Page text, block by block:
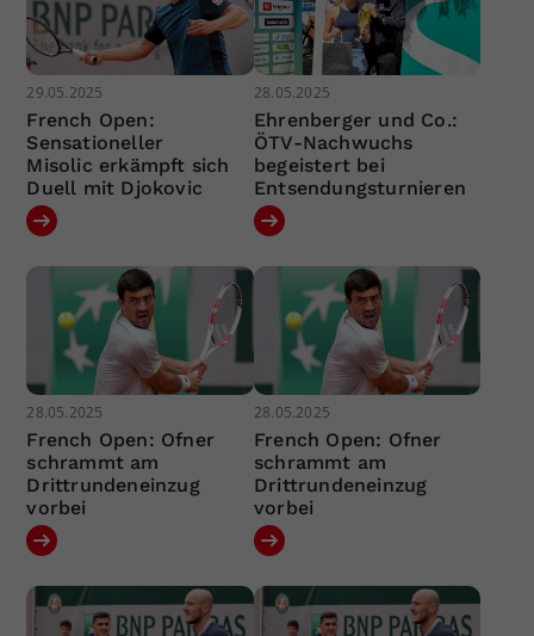
29.05.2025
French Open:
Sensationeller
Misolic erkämpft sich
Duell mit Djokovic
28.05.2025
Ehrenberger und Co.:
ÖTV-Nachwuchs
begeistert bei
Entsendungsturnieren
28.05.2025
French Open: Ofner
schrammt am
Drittrundeneinzug
vorbei
28.05.2025
French Open: Ofner
schrammt am
Drittrundeneinzug
vorbei